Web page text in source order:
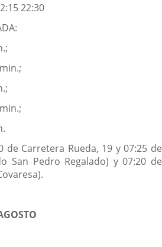
22:30
de Carretera Rueda, 19 y 07:25 de
San Pedro Regalado) y 07:20 de